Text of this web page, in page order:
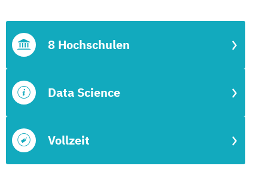
Vollzeit
Data Science
8 Hochschulen